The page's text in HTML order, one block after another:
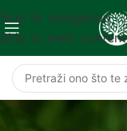
Skip to navigation
Skip to main content